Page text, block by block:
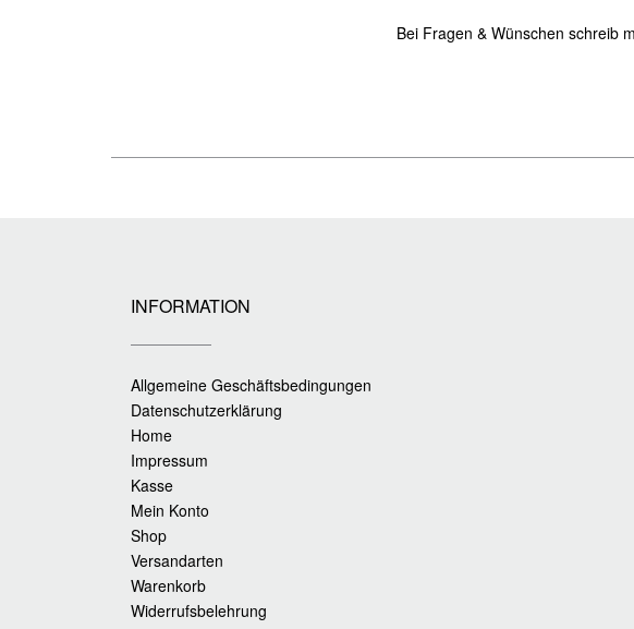
Bei Fragen & Wünschen schreib
INFORMATION
Allgemeine Geschäftsbedingungen
Datenschutzerklärung
Home
Impressum
Kasse
Mein Konto
Shop
Versandarten
Warenkorb
Widerrufsbelehrung